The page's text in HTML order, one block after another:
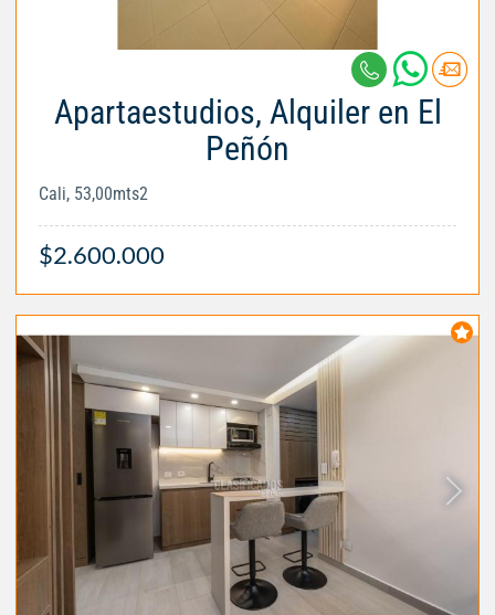
Apartaestudios, Alquiler en El
Peñón
Cali, 53,00mts2
$2.600.000